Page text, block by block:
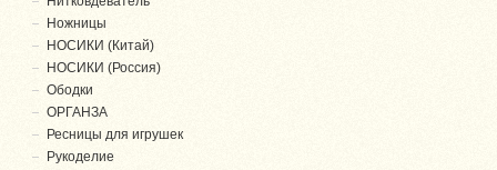
Ножницы
НОСИКИ (Китай)
НОСИКИ (Россия)
Ободки
ОРГАНЗА
Ресницы для игрушек
Рукоделие